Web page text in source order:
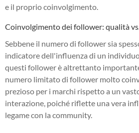
e il proprio coinvolgimento.
Coinvolgimento dei follower: qualità
Sebbene il numero di follower sia
indicatore dell'influenza di un
questi follower è altrettanto
numero limitato di follower molto
prezioso per i marchi rispetto a un
interazione, poiché riflette una vera
legame con la community.